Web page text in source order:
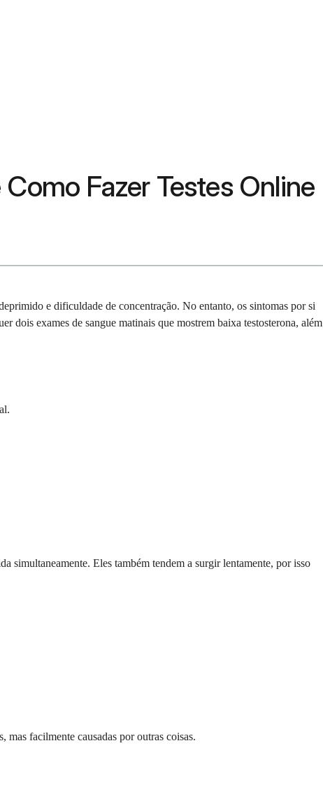
Fazer Testes Online
e dificuldade de concentração. No entanto, os sintomas por si
dois exames de sangue matinais que mostrem baixa testosterona, além
simultaneamente. Eles também tendem a surgir lentamente, por isso
facilmente causadas por outras coisas.